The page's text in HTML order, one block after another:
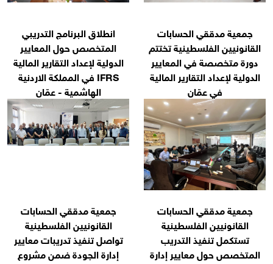
تختتم
المالية
انطلاق البرنامج التدريبي
المتخصص حول المعايير
الدولية لإعداد التقارير المالية
IFRS في المملكة الاردنية
إدارة
جمعية مدققي الحسابات
القانونيين الفلسطينية
تواصل تنفيذ تدريبات معايير
إدارة الجودة ضمن مشروع